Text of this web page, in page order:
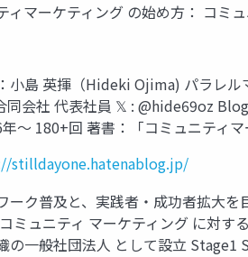
ィマーケティング の始め方： コミ
小島 英揮（Hideki Ojima) パラレ
同会社 代表社員 𝕏 : @hide69oz
～ 180+回 著書：「コミュニティ
stilldayone.hatenablog.jp/
ーク普及と、実践者・成功者拡大
ミュニティ マーケティング に対す
の一般社団法人 として設立